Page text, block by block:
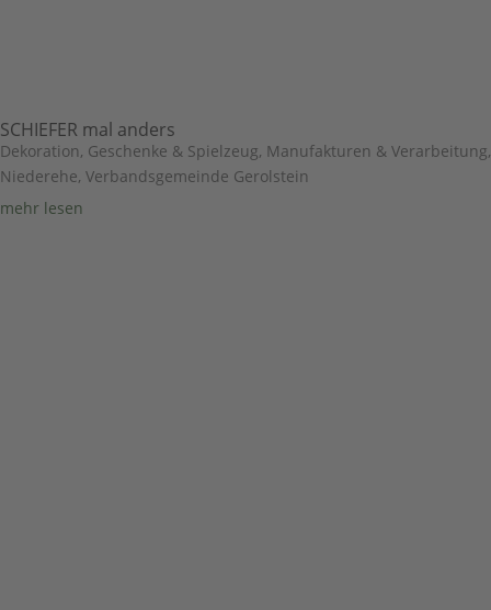
SCHIEFER mal anders
Dekoration, Geschenke & Spielzeug, Manufakturen & Verarbeitung,
Niederehe, Verbandsgemeinde Gerolstein
mehr lesen